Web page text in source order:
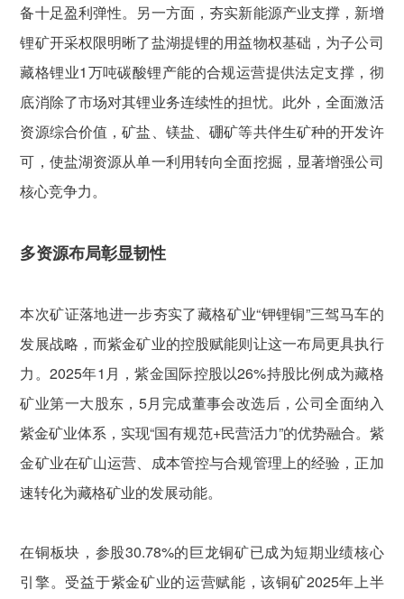
备十足盈利弹性。另一方面，夯实新能源产业支撑，新增
锂矿开采权限明晰了盐湖提锂的用益物权基础，为子公司
藏格锂业1万吨碳酸锂产能的合规运营提供法定支撑，彻
底消除了市场对其锂业务连续性的担忧。此外，全面激活
资源综合价值，矿盐、镁盐、硼矿等共伴生矿种的开发许
可，使盐湖资源从单一利用转向全面挖掘，显著增强公司
核心竞争力。
多资源布局彰显韧性
本次矿证落地进一步夯实了藏格矿业“钾锂铜”三驾马车的
发展战略，而紫金矿业的控股赋能则让这一布局更具执行
力。2025年1月，紫金国际控股以26%持股比例成为藏格
矿业第一大股东，5月完成董事会改选后，公司全面纳入
紫金矿业体系，实现“国有规范+民营活力”的优势融合。紫
金矿业在矿山运营、成本管控与合规管理上的经验，正加
速转化为藏格矿业的发展动能。
在铜板块，参股30.78%的巨龙铜矿已成为短期业绩核心
引擎。受益于紫金矿业的运营赋能，该铜矿2025年上半